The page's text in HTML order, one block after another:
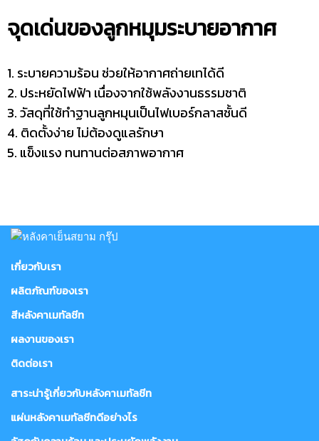
จุดเด่นของลูกหมุมระบายอากาศ
1. ระบายความร้อน ช่วยให้อากาศถ่ายเทได้ดี
2. ประหยัดไฟฟ้า เนื่องจากใช้พลังงานธรรมชาติ
3. วัสดุที่ใช้ทำฐานลูกหมุนเป็นไฟเบอร์กลาสชั้นดี
4. ติดตั้งง่าย ไม่ต้องดูแลรักษา
5. แข็งแรง ทนทานต่อสภาพอากาศ
เกี่ยวกับเรา
ผลิตภัณฑ์ของเรา
สีหลังคาเมทัลชีท
ผลงานของเรา
ติดต่อเรา
สาระน่ารู้เกี่ยวกับหลังคาเมทัลชีท
แผ่นหลังคาเมทัลชีทดีอย่างไร